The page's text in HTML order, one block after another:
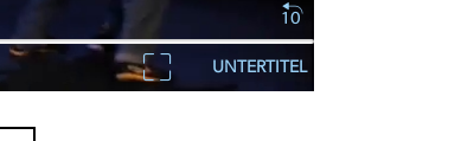
UNTERTITEL